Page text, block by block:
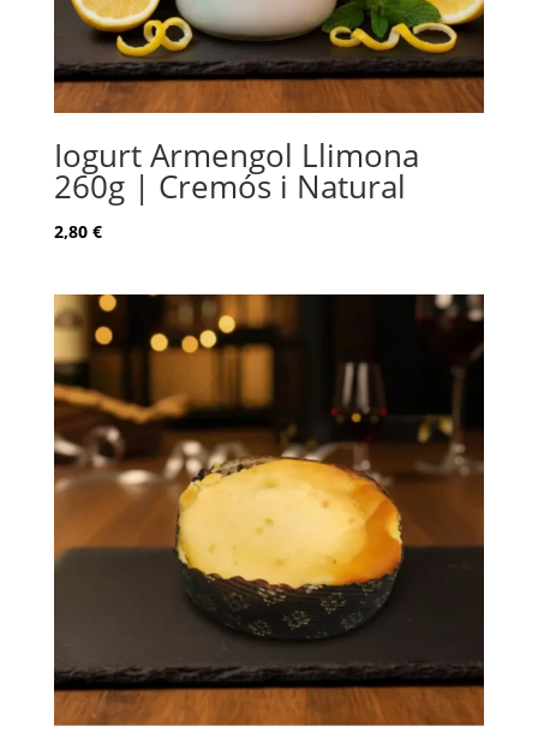
Iogurt Armengol Llimona
260g | Cremós i Natural
2,80 €